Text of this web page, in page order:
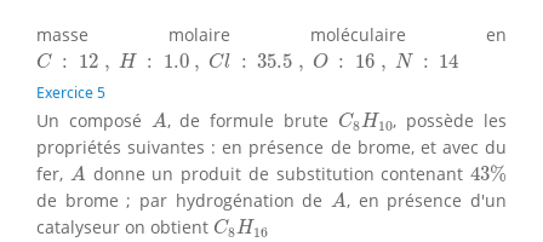
masse molaire moléculaire en
C : 12 , H : 1.0 , Cl : 35.5 , O : 16 , N : 14
C 12, :1.0 , Cl 35.5 O 16 ,N 14
Exercice 5
Un composé A
A, de formule brute C8H10
C8 H10, possède les
propriétés suivantes : en présence de brome, et avec du
fer, A
A donne un produit de substitution contenant 43%
43%
de brome ; par hydrogénation de A
A, en présence d'un
catalyseur on obtient C8H16
C8 H